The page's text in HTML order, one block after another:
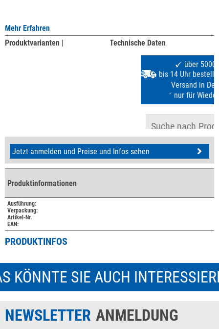
Mehr Erfahren
Produktvarianten |
Technische Daten
Jetzt anmelden und Preise und Infos sehen
Produktinformationen
Ausführung:
Verpackung:
Artikel-Nr.
EAN:
PRODUKTINFOS
KÖNNTE SIE AUCH
NEWSLETTER ANMELDUNG